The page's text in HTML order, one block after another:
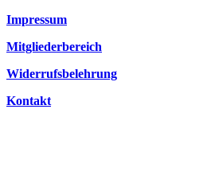
Impressum
Mitgliederbereich
Widerrufsbelehrung
Kontakt